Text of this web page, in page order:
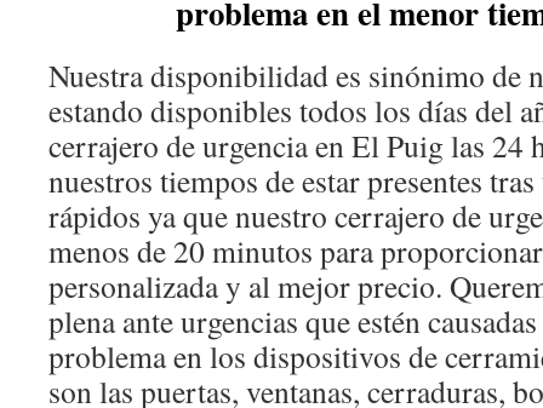
problema en el menor
Nuestra disponibilidad es sinónimo de
estando disponibles todos los días del
cerrajero de urgencia en El Puig las 24
nuestros tiempos de estar presentes
rápidos ya que nuestro cerrajero de
menos de 20 minutos para
personalizada y al mejor precio.
plena ante urgencias que estén
problema en los dispositivos de
son las puertas, ventanas, cerraduras,